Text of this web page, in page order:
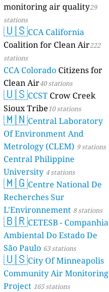
monitoring air quality29
stations
🇺🇸CCA California
Coalition for Clean Air222
stations
CCA Colorado Citizens for
Clean Air40 stations
🇺🇸CCST Crow Creek
Sioux Tribe10 stations
🇲🇳Central Laboratory
Of Environment And
Metrology (CLEM) 9 stations
Central Philippine
University 4 stations
🇲🇬Centre National De
Recherches Sur
L'Environnement 8 stations
🇧🇷CETESB - Companhia
Ambiental Do Estado De
São Paulo 63 stations
🇺🇸City Of Minneapolis
Community Air Monitoring
Project 165 stations